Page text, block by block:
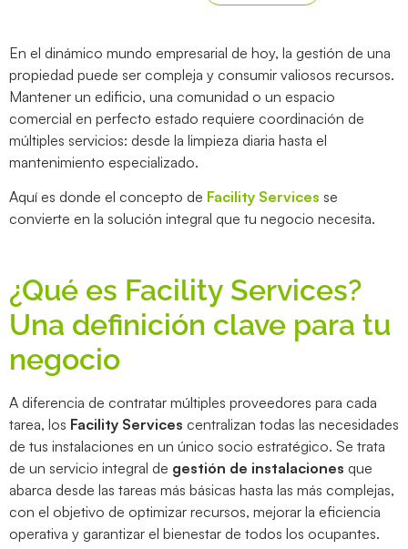
En el dinámico mundo empresarial de hoy, la gestión de una
propiedad puede ser compleja y consumir valiosos recursos.
Mantener un edificio, una comunidad o un espacio
comercial en perfecto estado requiere coordinación de
múltiples servicios: desde la limpieza diaria hasta el
mantenimiento especializado.
Aquí es donde el concepto de Facility Services se
convierte en la solución integral que tu negocio necesita.
¿Qué es Facility Services?
Una definición clave para tu
negocio
A diferencia de contratar múltiples proveedores para cada
tarea, los Facility Services centralizan todas las necesidades
de tus instalaciones en un único socio estratégico. Se trata
de un servicio integral de gestión de instalaciones que
abarca desde las tareas más básicas hasta las más complejas,
con el objetivo de optimizar recursos, mejorar la eficiencia
operativa y garantizar el bienestar de todos los ocupantes.